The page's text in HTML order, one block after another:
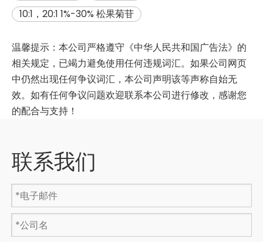
10:1，20:1 1%-30% 松果菊苷
温馨提示：本公司严格遵守《中华人民共和国广告法》的
相关规定，已竭力避免使用任何违规词汇。如果公司网页
中仍然出现任何争议词汇，本公司声明该等声称自始无
效。如有任何争议问题欢迎联系本公司进行修改，感谢您
的配合与支持！
联系我们